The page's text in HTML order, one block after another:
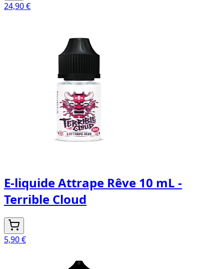
24,90 €
E-liquide Attrape Rêve 10 mL -
Terrible Cloud
5,90 €